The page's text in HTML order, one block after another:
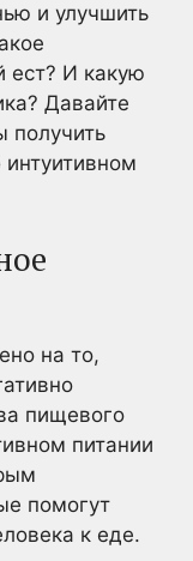
и улучшить
ест? И какую
Давайте
получить
на то,
пищевого
питании
помогут
к еде.